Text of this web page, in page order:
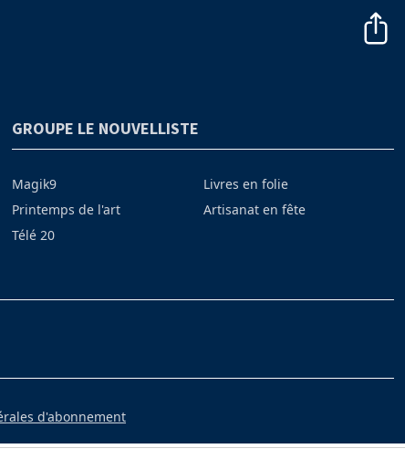
GROUPE LE NOUVELLISTE
Magik9
Printemps de l'art
Télé 20
Livres en folie
Artisanat en fête
d'abonnement